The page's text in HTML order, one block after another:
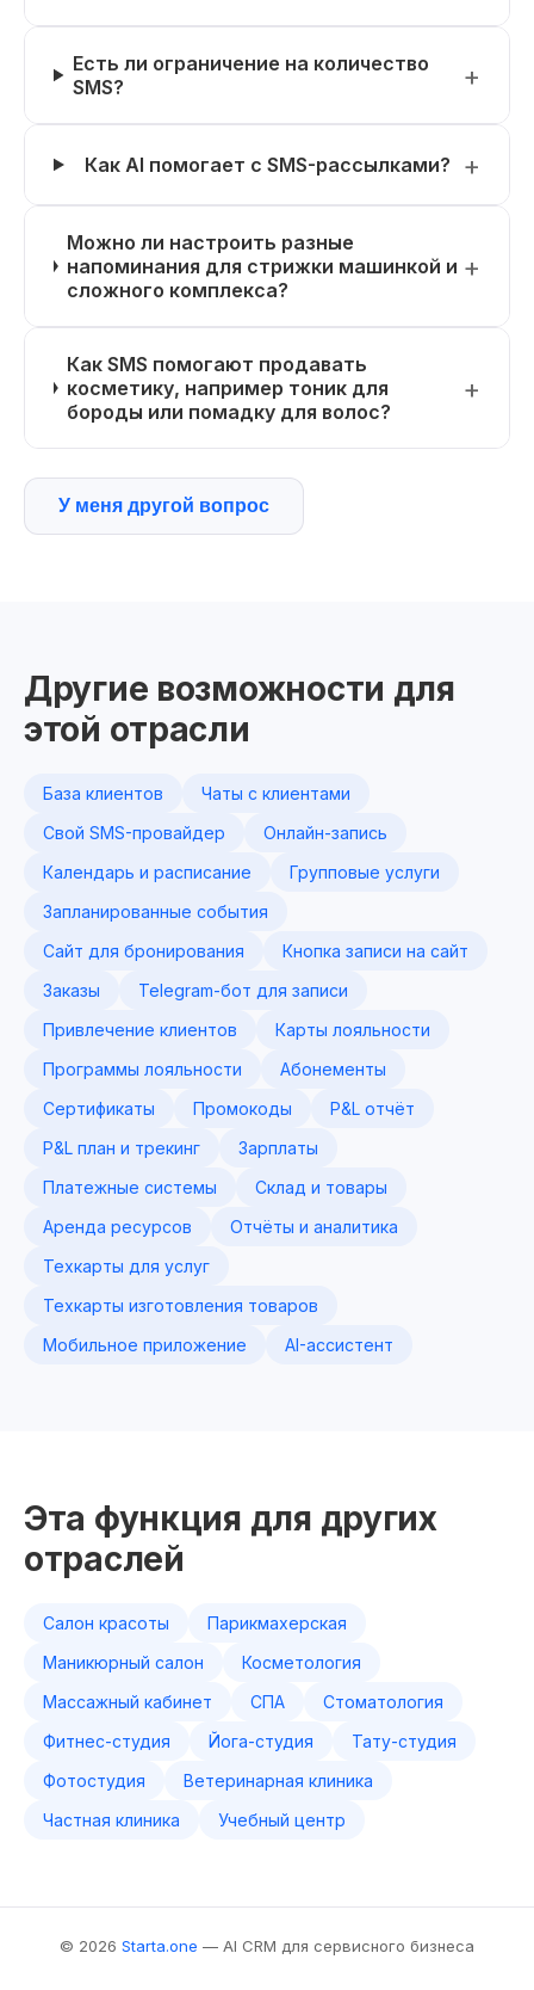
Есть ли ограничение на количество
SMS?
Как AI помогает с SMS-рассылками?
Можно ли настроить разные
напоминания для стрижки машинкой и
сложного комплекса?
Как SMS помогают продавать
косметику, например тоник для
бороды или помадку для волос?
У меня другой вопрос
Другие возможности для
этой отрасли
База клиентов
Чаты с клиентами
Свой SMS-провайдер
Онлайн-запись
Календарь и расписание
Групповые услуги
Запланированные события
Сайт для бронирования
Кнопка записи на сайт
Заказы
Telegram-бот для записи
Привлечение клиентов
Карты лояльности
Программы лояльности
Абонементы
Сертификаты
Промокоды
P&L отчёт
P&L план и трекинг
Зарплаты
Платежные системы
Склад и товары
Аренда ресурсов
Отчёты и аналитика
Техкарты для услуг
Техкарты изготовления товаров
Мобильное приложение
AI-ассистент
Эта функция для других
отраслей
Салон красоты
Парикмахерская
Маникюрный салон
Косметология
Массажный кабинет
СПА
Стоматология
Фитнес-студия
Йога-студия
Тату-студия
Фотостудия
Ветеринарная клиника
Частная клиника
Учебный центр
© 2026 Starta.one — AI CRM для сервисного бизнеса